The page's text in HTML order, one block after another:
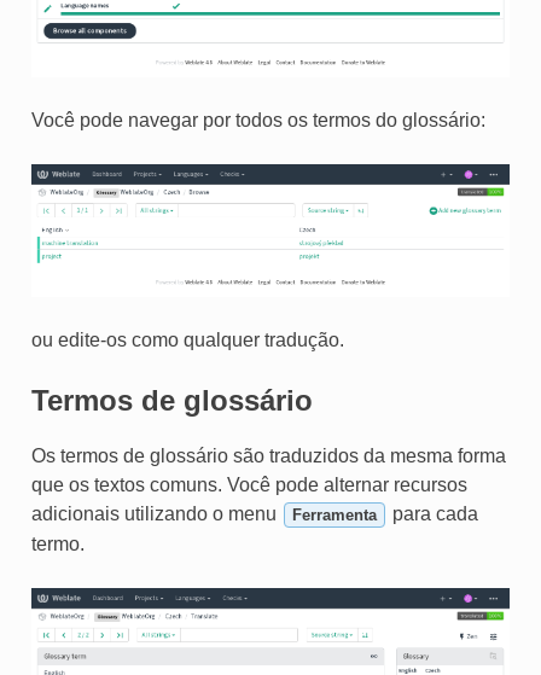
Você pode navegar por todos os termos do glossário:
ou edite-os como qualquer tradução.
Termos de glossário
Os termos de glossário são traduzidos da mesma forma
que os textos comuns. Você pode alternar recursos
adicionais utilizando o menu
Ferramenta
para cada
termo.